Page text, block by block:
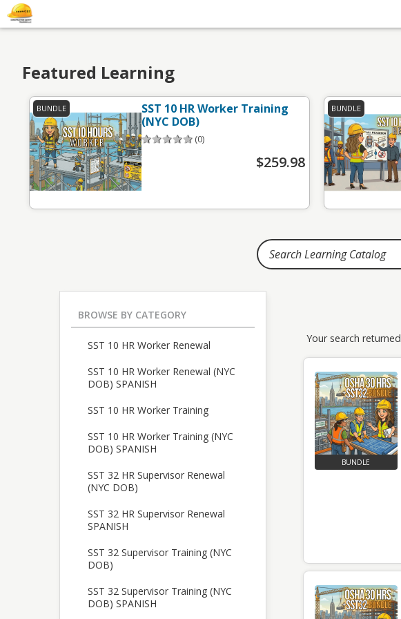
Home
Featured Learning
BUNDLE
SST 10 HR Worker Training
(NYC DOB)
(0)
$259.98
BUNDLE
BROWSE BY CATEGORY
SST 10 HR Worker Renewal
SST 10 HR Worker Renewal (NYC
DOB) SPANISH
SST 10 HR Worker Training
SST 10 HR Worker Training (NYC
DOB) SPANISH
SST 32 HR Supervisor Renewal
(NYC DOB)
SST 32 HR Supervisor Renewal
SPANISH
SST 32 Supervisor Training (NYC
DOB)
SST 32 Supervisor Training (NYC
DOB) SPANISH
Your search returned
BUNDLE